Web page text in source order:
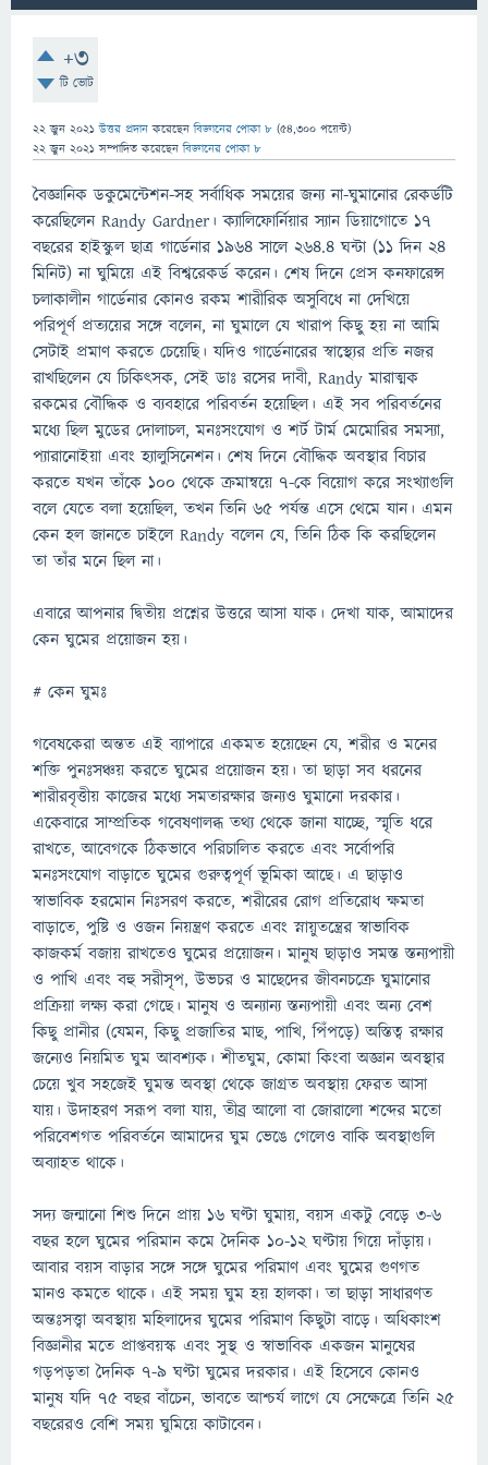
+3
টি ভোট
22 জুন 2021 উত্তর প্রদান করেছেনবিজ্ঞানের পোকা ৮ (54,300 পয়েন্ট)
22 জুন 2021 সম্পাদিত করেছেনবিজ্ঞানের পোকা ৮
বৈজ্ঞানিক ডকুমেন্টেশন-সহ সর্বাধিক সময়ের জন্য না-ঘুমানোর রেকর্ডটি
করেছিলেন Randy Gardner। ক্যালিফোর্নিয়ার স্যান ডিয়াগোতে ১৭
বছরের হাইস্কুল ছাত্র গার্ডেনার ১৯৬৪ সালে ২৬৪.৪ ঘন্টা (১১ দিন ২৪
মিনিট) না ঘুমিয়ে এই বিশ্বরেকর্ড করেন। শেষ দিনে প্রেস কনফারেন্স
চলাকালীন গার্ডেনার কোনও রকম শারীরিক অসুবিধে না দেখিয়ে
পরিপূর্ণ প্রত্যয়ের সঙ্গে বলেন, না ঘুমালে যে খারাপ কিছু হয় না আমি
সেটাই প্রমাণ করতে চেয়েছি। যদিও গার্ডেনারের স্বাস্থ্যের প্রতি নজর
রাখছিলেন যে চিকিৎসক, সেই ডাঃ রসের দাবী, Randy মারাত্মক
রকমের বৌদ্ধিক ও ব্যবহারে পরিবর্তন হয়েছিল। এই সব পরিবর্তনের
মধ্যে ছিল মুডের দোলাচল, মনঃসংযোগ ও শর্ট টার্ম মেমোরির সমস্যা,
প্যারানোইয়া এবং হ্যালুসিনেশন। শেষ দিনে বৌদ্ধিক অবস্থার বিচার
করতে যখন তাঁকে ১০০ থেকে ক্রমান্বয়ে ৭-কে বিয়োগ করে সংখ্যাগুলি
বলে যেতে বলা হয়েছিল, তখন তিনি ৬৫ পর্যন্ত এসে থেমে যান। এমন
কেন হল জানতে চাইলে Randy বলেন যে, তিনি ঠিক কি করছিলেন
তা তাঁর মনে ছিল না।
এবারে আপনার দ্বিতীয় প্রশ্নের উত্তরে আসা যাক। দেখা যাক, আমাদের
কেন ঘুমের প্রয়োজন হয়।
# কেন ঘুমঃ
গবেষকেরা অন্তত এই ব্যাপারে একমত হয়েছেন যে, শরীর ও মনের
শক্তি পুনঃসঞ্চয় করতে ঘুমের প্রয়োজন হয়। তা ছাড়া সব ধরনের
শারীরবৃত্তীয় কাজের মধ্যে সমতারক্ষার জন্যও ঘুমানো দরকার।
একেবারে সাম্প্রতিক গবেষণালব্ধ তথ্য থেকে জানা যাচ্ছে, স্মৃতি ধরে
রাখতে, আবেগকে ঠিকভাবে পরিচালিত করতে এবং সর্বোপরি
মনঃসংযোগ বাড়াতে ঘুমের গুরুত্বপূর্ণ ভূমিকা আছে। এ ছাড়াও
স্বাভাবিক হরমোন নিঃসরণ করতে, শরীরের রোগ প্রতিরোধ ক্ষমতা
বাড়াতে, পুষ্টি ও ওজন নিয়ন্ত্রণ করতে এবং স্নায়ুতন্ত্রের স্বাভাবিক
কাজকর্ম বজায় রাখতেও ঘুমের প্রয়োজন। মানুষ ছাড়াও সমস্ত স্তন্যপায়ী
ও পাখি এবং বহু সরীসৃপ, উভচর ও মাছেদের জীবনচক্রে ঘুমানোর
প্রক্রিয়া লক্ষ্য করা গেছে। মানুষ ও অন্যান্য স্তন্যপায়ী এবং অন্য বেশ
কিছু প্রানীর (যেমন, কিছু প্রজাতির মাছ, পাখি, পিঁপড়ে) অস্তিত্ব রক্ষার
জন্যেও নিয়মিত ঘুম আবশ্যক। শীতঘুম, কোমা কিংবা অজ্ঞান অবস্থার
চেয়ে খুব সহজেই ঘুমন্ত অবস্থা থেকে জাগ্রত অবস্থায় ফেরত আসা
যায়। উদাহরণ সরূপ বলা যায়, তীব্র আলো বা জোরালো শব্দের মতো
পরিবেশগত পরিবর্তনে আমাদের ঘুম ভেঙে গেলেও বাকি অবস্থাগুলি
অব্যাহত থাকে।
সদ্য জন্মানো শিশু দিনে প্রায় ১৬ ঘণ্টা ঘুমায়, বয়স একটু বেড়ে ৩-৬
বছর হলে ঘুমের পরিমান কমে দৈনিক ১০-১২ ঘণ্টায় গিয়ে দাঁড়ায়।
আবার বয়স বাড়ার সঙ্গে সঙ্গে ঘুমের পরিমাণ এবং ঘুমের গুণগত
মানও কমতে থাকে। এই সময় ঘুম হয় হালকা। তা ছাড়া সাধারণত
অন্তঃসত্ত্বা অবস্থায় মহিলাদের ঘুমের পরিমাণ কিছুটা বাড়ে। অধিকাংশ
বিজ্ঞানীর মতে প্রাপ্তবয়স্ক এবং সুস্থ ও স্বাভাবিক একজন মানুষের
গড়পড়তা দৈনিক ৭-৯ ঘণ্টা ঘুমের দরকার। এই হিসেবে কোনও
মানুষ যদি ৭৫ বছর বাঁচেন, ভাবতে আশ্চর্য লাগে যে সেক্ষেত্রে তিনি ২৫
বছরেরও বেশি সময় ঘুমিয়ে কাটাবেন।